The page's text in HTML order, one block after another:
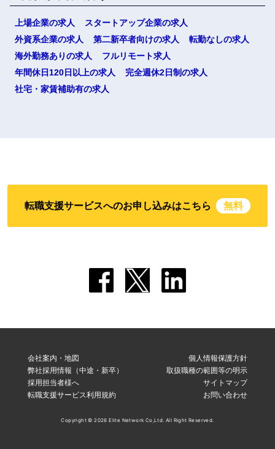
上場企業の求人
スタートアップ企業の求人
外資系企業の求人
第二新卒者向けの求人
転勤なしの求人
海外勤務ありの求人
フルリモート求人
年間休日120日以上の求人
完全週休2日制の求人
社宅・家賃補助有の求人
転職支援サービスへのお申し込みはこちら 無料
会社案内・地図
弊社採用情報（中途・新卒）
採用担当者様へ
転職支援サービス利用規約
個人情報保護方針
取扱職種の範囲等の明示
サイトマップ
お問い合わせ
Copyright © 2026 Elite Network Co,Ltd. All Right Reserved.